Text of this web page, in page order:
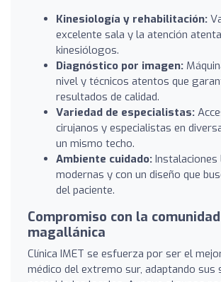
Kinesiología y rehabilitación:
excelente sala y la atención
kinesiólogos.
Diagnóstico por imagen:
nivel y técnicos atentos que
resultados de calidad.
Variedad de especialistas:
cirujanos y especialistas en
un mismo techo.
Ambiente cuidado: Instalaciones
modernas y con un diseño que
del paciente.
Compromiso con la comunidad
magallánica
Clínica IMET se esfuerza por ser el
médico del extremo sur, adaptando sus